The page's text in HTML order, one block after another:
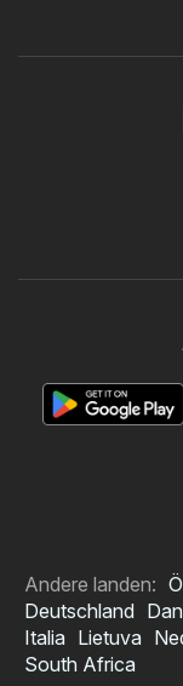
Andere landen:
Deutschland
Italia Lietuva
South Africa